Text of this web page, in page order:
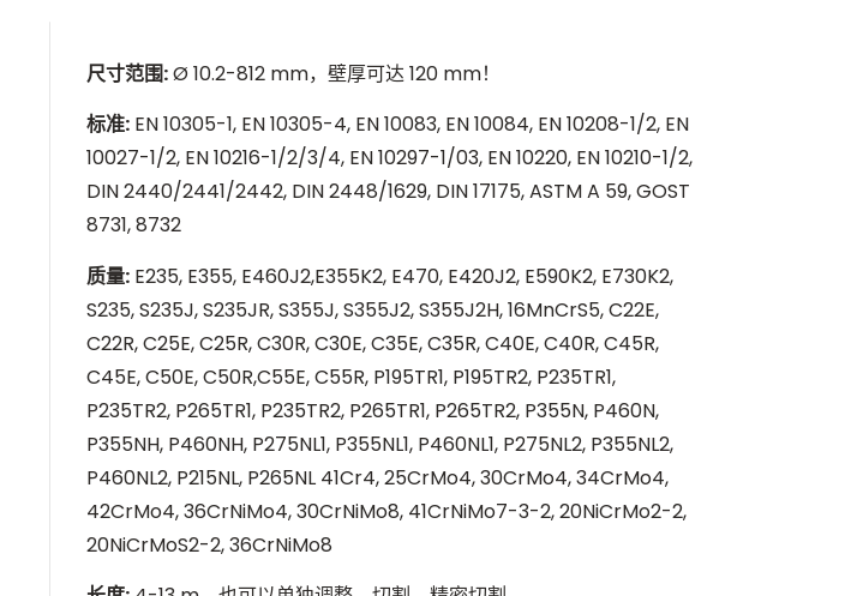
尺寸范围:Ø 10.2-812 mm，壁厚可达 120 mm！
标准: EN 10305-1, EN 10305-4, EN 10083, EN 10084, EN 10208-1/2, EN
10027-1/2, EN 10216-1/2/3/4, EN 10297-1/03, EN 10220, EN 10210-1/2,
DIN 2440/2441/2442, DIN 2448/1629, DIN 17175, ASTM A 59, GOST
8731, 8732
质量: E235, E355, E460J2,E355K2, E470, E420J2, E590K2, E730K2,
S235, S235J, S235JR, S355J, S355J2, S355J2H, 16MnCrS5, C22E,
C22R, C25E, C25R, C30R, C30E, C35E, C35R, C40E, C40R, C45R,
C45E, C50E, C50R,C55E, C55R, P195TR1, P195TR2, P235TR1,
P235TR2, P265TR1, P235TR2, P265TR1, P265TR2, P355N, P460N,
P355NH, P460NH, P275NL1, P355NL1, P460NL1, P275NL2, P355NL2,
P460NL2, P215NL, P265NL 41Cr4, 25CrMo4, 30CrMo4, 34CrMo4,
42CrMo4, 36CrNiMo4, 30CrNiMo8, 41CrNiMo7-3-2, 20NiCrMo2-2,
20NiCrMoS2-2, 36CrNiMo8